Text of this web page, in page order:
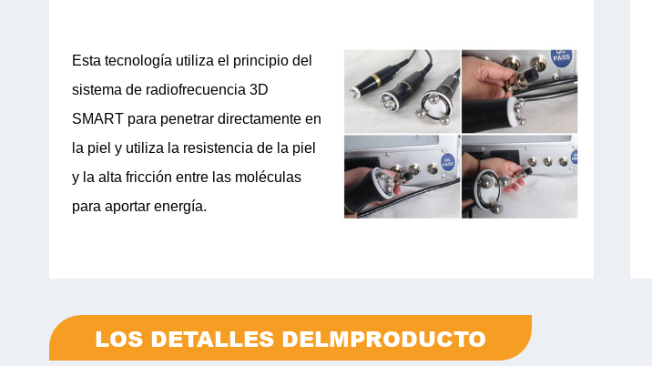
Esta tecnología utiliza el principio del
sistema de radiofrecuencia 3D
SMART para penetrar directamente en
la piel y utiliza la resistencia de la piel
y la alta fricción entre las moléculas
para aportar energía.
LOS DETALLES DELMPRODUCTO